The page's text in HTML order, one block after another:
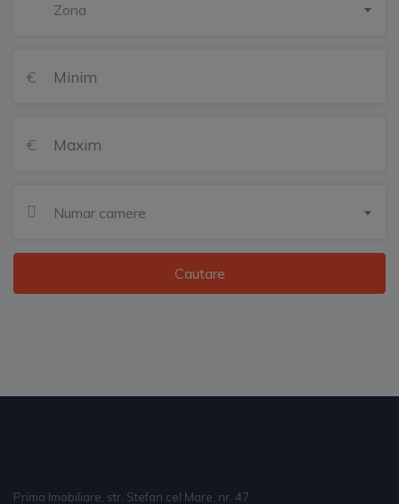
Zona
Numar camere
Cautare
Prima Imobiliare, str. Stefan cel Mare, nr. 47